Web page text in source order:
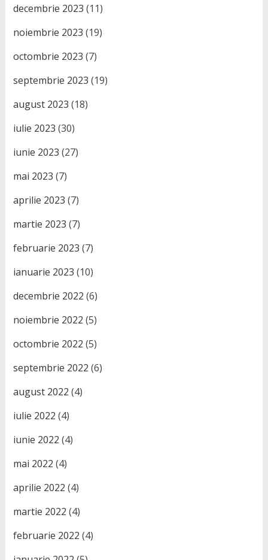
decembrie 2023 (11)
noiembrie 2023 (19)
octombrie 2023 (7)
septembrie 2023 (19)
august 2023 (18)
iulie 2023 (30)
iunie 2023 (27)
mai 2023 (7)
aprilie 2023 (7)
martie 2023 (7)
februarie 2023 (7)
ianuarie 2023 (10)
decembrie 2022 (6)
noiembrie 2022 (5)
octombrie 2022 (5)
septembrie 2022 (6)
august 2022 (4)
iulie 2022 (4)
iunie 2022 (4)
mai 2022 (4)
aprilie 2022 (4)
martie 2022 (4)
februarie 2022 (4)